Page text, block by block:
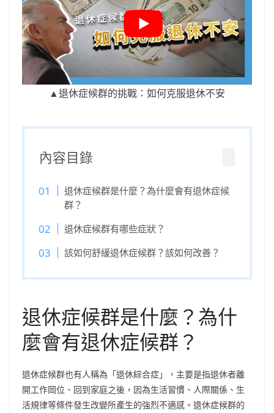
▲退休症候群的挑戰：如何克服退休不安
內容目錄
退休症候群是什麼？為什麼會有退休症候
群？
退休症候群有哪些症狀？
該如何舒緩退休症候群？該如何改善？
退休症候群是什麼？為什
麼會有退休症候群？
退休症候群也有人稱為「退休綜合症」，主要是指退休者離
開工作岡位、回到家庭之後，因為生活習慣、人際關係、生
活規律等條件發生改變所產生的強烈不適感。退休症候群的